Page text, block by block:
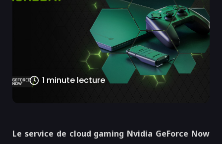
1 minute lecture
Le service de cloud gaming Nvidia GeForce Now